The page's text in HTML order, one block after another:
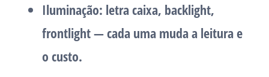
Iluminação: letra caixa, backlight,
frontlight — cada uma muda a leitura e
o custo.